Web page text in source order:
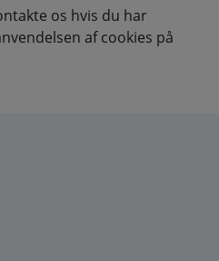
os hvis du har
af cookies på